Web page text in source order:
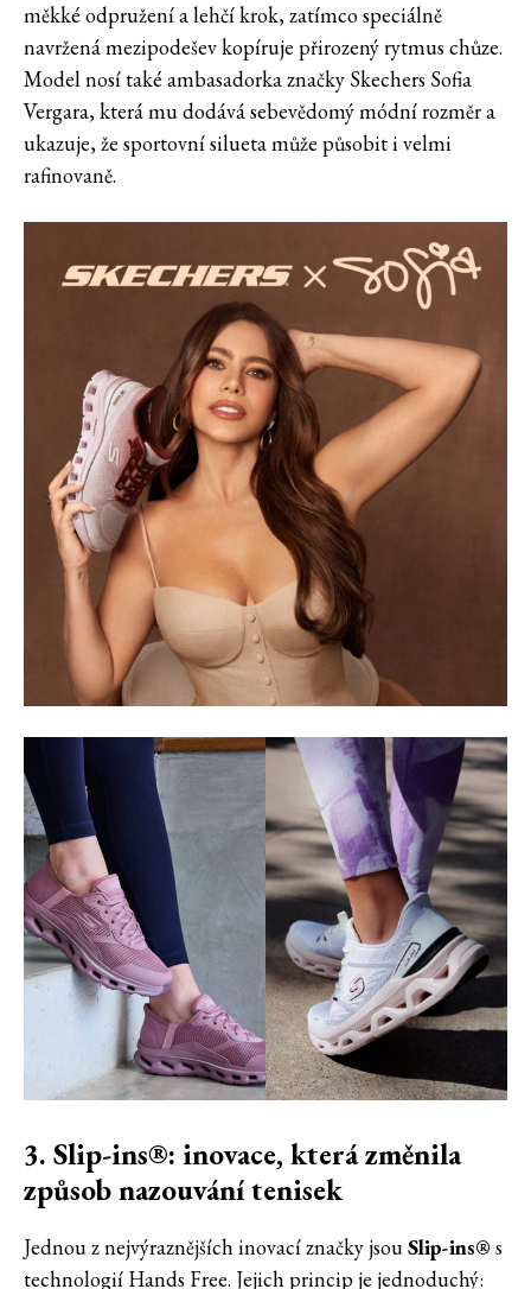
měkké odpružení a lehčí krok, zatímco speciálně
navržená mezipodešev kopíruje přirozený rytmus chůze.
Model nosí také ambasadorka značky Skechers Sofia
Vergara, která mu dodává sebevědomý módní rozměr a
ukazuje, že sportovní silueta může působit i velmi
rafinovaně.
3. Slip-ins®: inovace, která změnila
způsob nazouvání tenisek
Jednou z nejvýraznějších inovací značky jsouSlip-ins® s
technologií Hands Free. Jejich princip je jednoduchý: